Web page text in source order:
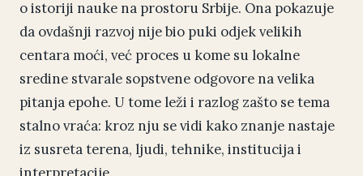
o istoriji nauke na prostoru Srbije. Ona pokazuje
da ovdašnji razvoj nije bio puki odjek velikih
centara moći, već proces u kome su lokalne
sredine stvarale sopstvene odgovore na velika
pitanja epohe. U tome leži i razlog zašto se tema
stalno vraća: kroz nju se vidi kako znanje nastaje
iz susreta terena, ljudi, tehnike, institucija i